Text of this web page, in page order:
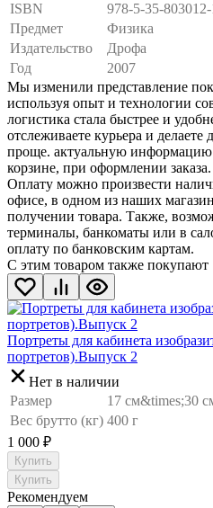
ISBN
978-5-35-803012-
Предмет
Физика
Издательство
Дрофа
Год
2007
Мы изменили представление
используя опыт и технологии
логистика стала быстрее и
отслеживаете курьера и делаете
проще. актуальную информацию
корзине, при оформлении
Оплату можно произвести
офисе, в одном из наших
получении товара. Также,
терминалы, банкоматы или в
оплату по банковским картам.
С этим товаром также покупают
Портреты для кабинета
портретов).Выпуск 2
Нет в наличии
Размер
17 см&times;30
Вес брутто (кг) 400 г
1 000 ₽
Купить
Купить
Рекомендуем